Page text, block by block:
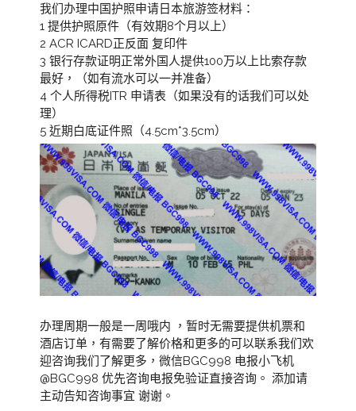
我们办理中国护照申请日本旅游签材料：
1 提供护照原件（有效期8个月以上）
2 ACR ICARD正反面 复印件
3 银行存款证明正常外国人提供100万以上比索存款
最好，（如有流水可以一并准备）
4 个人所得税ITR 申请表（如果没有的话我们可以处
理）
5 近期白底证件照（4.5cm*3.5cm）
办理周期一般是一周哦内 ，暂时无需要提供机票和
酒店订单，有需要了解价格和更多的可以联系我们欢
迎咨询我们了解更多，微信BGC998 电报小飞机
@BGC998 优先咨询电报免验证直接咨询。 添加请
主动告知咨询事宜 谢谢。